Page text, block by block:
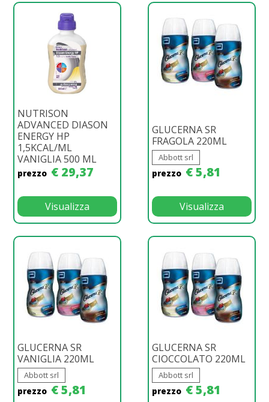
NUTRISON
ADVANCED DIASON
ENERGY HP
1,5KCAL/ML
VANIGLIA 500 ML
prezzo € 29,37
Visualizza
GLUCERNA SR
FRAGOLA 220ML
Abbott srl
prezzo € 5,81
Visualizza
GLUCERNA SR
VANIGLIA 220ML
Abbott srl
prezzo € 5,81
GLUCERNA SR
CIOCCOLATO 220ML
Abbott srl
prezzo € 5,81